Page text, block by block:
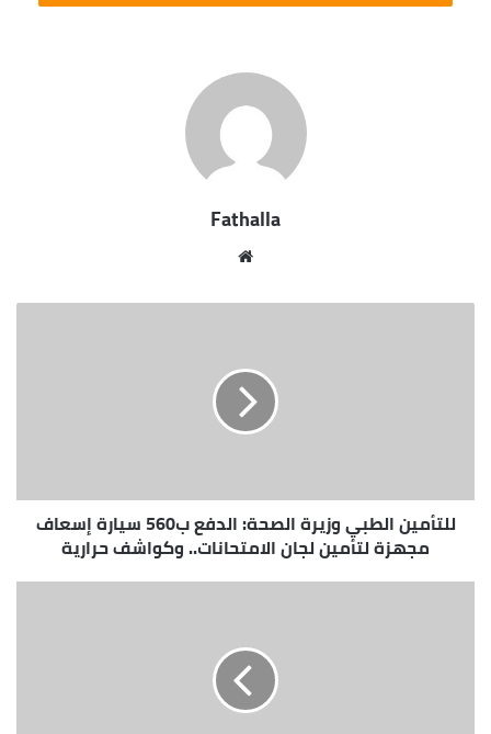
Fathalla
للتأمين الطبي وزيرة الصحة: الدفع ب560 سيارة إسعاف
مجهزة لتأمين لجان الامتحانات.. وكواشف حرارية